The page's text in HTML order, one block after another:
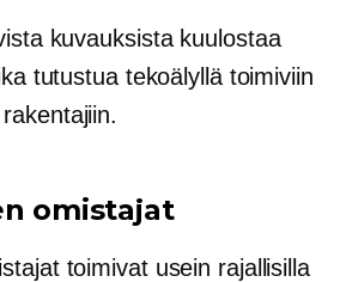
kuvauksista kuulostaa
tutustua tekoälyllä toimiviin
omistajat
toimivat usein rajallisilla